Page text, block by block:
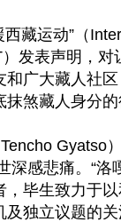
藏运动”（
发表声明，对
和广大藏人社
煞藏人身分的
Gyatso
深感悲痛。“洛
，毕生致力于
独立议题的